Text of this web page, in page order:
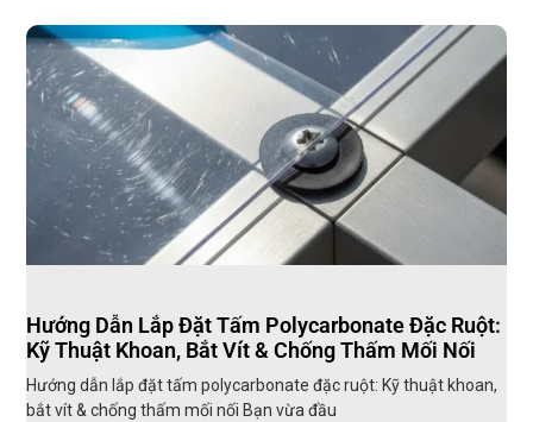
Hướng Dẫn Lắp Đặt Tấm Polycarbonate Đặc Ruột:
Kỹ Thuật Khoan, Bắt Vít & Chống Thấm Mối Nối
Hướng dẫn lắp đặt tấm polycarbonate đặc ruột: Kỹ thuật khoan,
bắt vít & chống thấm mối nối Bạn vừa đầu